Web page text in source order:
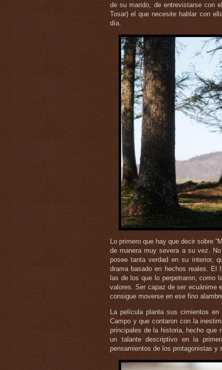
de su marido, de entrevistarse con
Tosar) el que necesite hablar con
día.
Lo primero que hay que decir sobre
de manera muy severa a su vez.
posee tanta verdad en su interior,
drama basado en hechos reales.
las de los que lo perpetraron, como
valores. Ser capaz de ser ecuánime
consigue moverse en ese fino
La película planta sus cimientos
Campo y que contaron con la
principales de la historia, hecho que
un talante descriptivo en la
pensamientos de los protagonistas y